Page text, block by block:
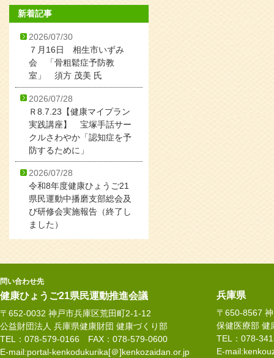
新着記事
2026/07/30
７月16日 相生市いずみ
会 「骨粗鬆症予防教
室」 須方 茂美 氏
2026/07/28
Ｒ8.7.23【健康マイプラン
実践講座】 宝塚手話サー
クルさわやか「認知症を予
防するために」
2026/07/28
令和8年度健康ひょうご21
県民運動中播磨支部総会及
び研修会実施報告（終了し
ました）
問い合わせ先
健康ひょうご21県民運動推進会議
〒652-0032 神戸市兵庫区荒田町2-1-12
公益財団法人 兵庫県健康財団 健康づくり部
TEL：078-579-0166 FAX：078-579-0600
E-mail:portal-kenkodukurika[＠]kenkozaidan.or.jp
兵庫県
〒650-8567
保健医療部 健
TEL：078-
E-